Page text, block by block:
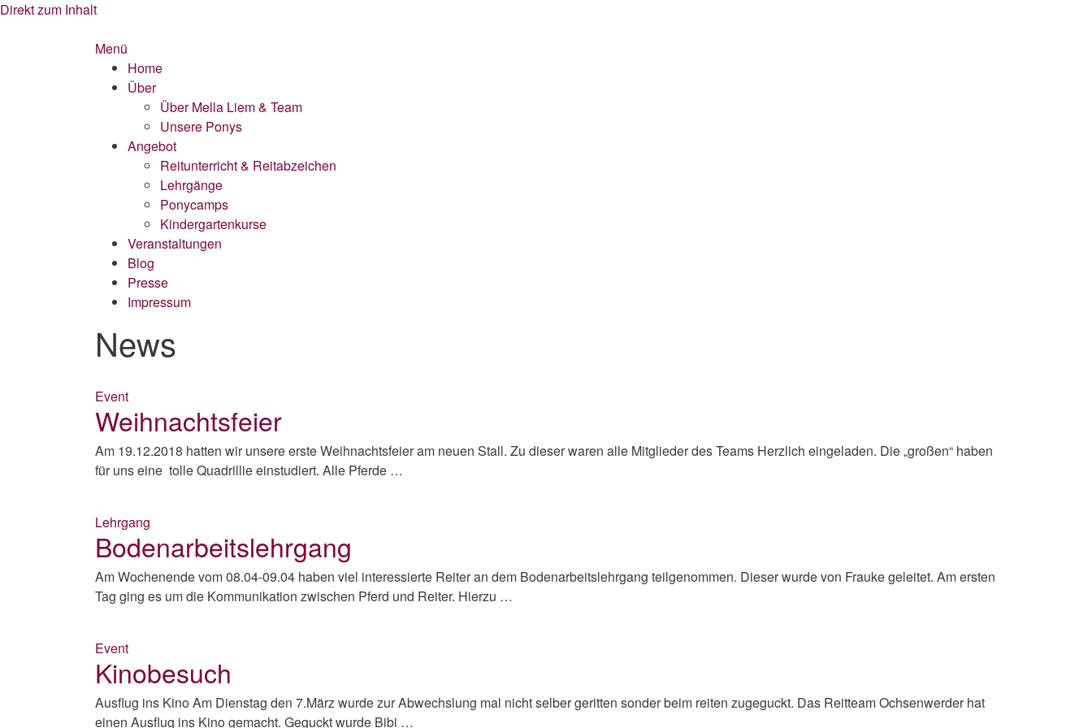
Direkt zum Inhalt
Menü
Home
Über
Über Mella Liem & Team
Unsere Ponys
Angebot
Reitunterricht & Reitabzeichen
Lehrgänge
Ponycamps
Kindergartenkurse
Veranstaltungen
Blog
Presse
Impressum
News
Event
Weihnachtsfeier
Am 19.12.2018 hatten wir unsere erste Weihnachtsfeier am neuen Stall. Zu dieser waren alle Mitglieder des Teams Herzlich eingeladen. Die „großen“ haben
für uns eine tolle Quadrillie einstudiert. Alle Pferde …
Lehrgang
Bodenarbeitslehrgang
Am Wochenende vom 08.04-09.04 haben viel interessierte Reiter an dem Bodenarbeitslehrgang teilgenommen. Dieser wurde von Frauke geleitet. Am ersten
Tag ging es um die Kommunikation zwischen Pferd und Reiter. Hierzu …
Event
Kinobesuch
Ausflug ins Kino Am Dienstag den 7.März wurde zur Abwechslung mal nicht selber geritten sonder beim reiten zugeguckt. Das Reitteam Ochsenwerder hat
einen Ausflug ins Kino gemacht. Geguckt wurde Bibi …